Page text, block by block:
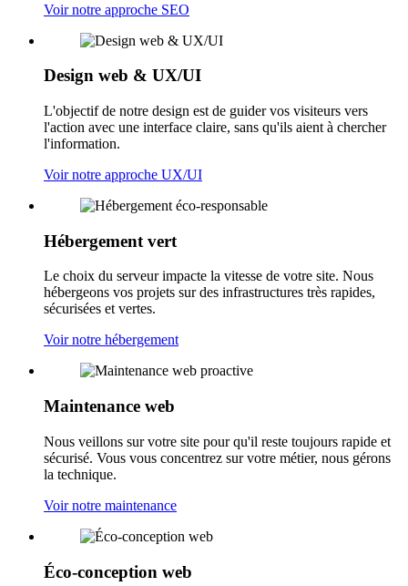
Voir notre approche SEO
Design web & UX/UI
L'objectif de notre design est de guider vos visiteurs vers
l'action avec une interface claire, sans qu'ils aient à chercher
l'information.
Voir notre approche UX/UI
Hébergement vert
Le choix du serveur impacte la vitesse de votre site. Nous
hébergeons vos projets sur des infrastructures très rapides,
sécurisées et vertes.
Voir notre hébergement
Maintenance web
Nous veillons sur votre site pour qu'il reste toujours rapide et
sécurisé. Vous vous concentrez sur votre métier, nous gérons
la technique.
Voir notre maintenance
Éco-conception web